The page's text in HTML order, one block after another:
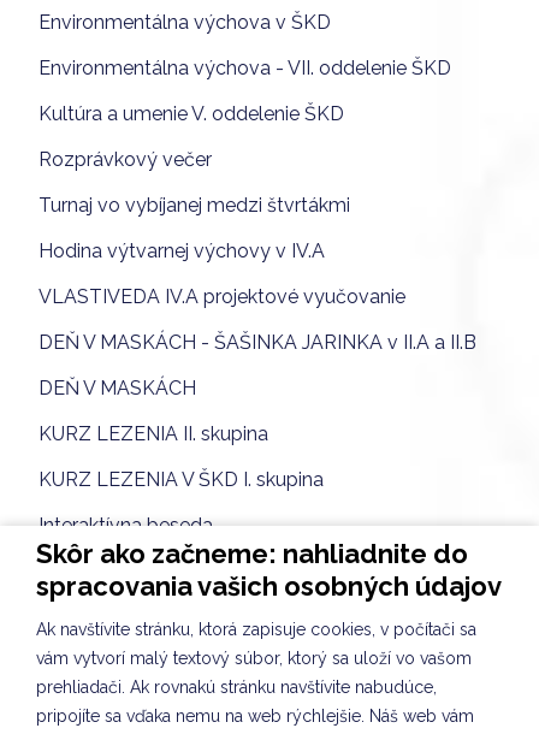
Environmentálna výchova v ŠKD
Environmentálna výchova - VII. oddelenie ŠKD
Kultúra a umenie V. oddelenie ŠKD
Rozprávkový večer
Turnaj vo vybíjanej medzi štvrtákmi
Hodina výtvarnej výchovy v IV.A
VLASTIVEDA IV.A projektové vyučovanie
DEŇ V MASKÁCH - ŠAŠINKA JARINKA v II.A a II.B
DEŇ V MASKÁCH
KURZ LEZENIA II. skupina
KURZ LEZENIA V ŠKD I. skupina
Interaktívna beseda
Environmentálna výchova v ŠKD
HVIEZDOSLAVOV KUBÍN školské kolo I. stupeň
Lyžiarsky výcvikový kurz 2025
Výzdoba triedy na DOD
Skôr ako začneme: nahliadnite do
spracovania vašich osobných údajov
Ak navštívite stránku, ktorá zapisuje cookies, v počítači sa
vám vytvorí malý textový súbor, ktorý sa uloží vo vašom
prehliadači. Ak rovnakú stránku navštívite nabudúce,
pripojíte sa vďaka nemu na web rýchlejšie. Náš web vám